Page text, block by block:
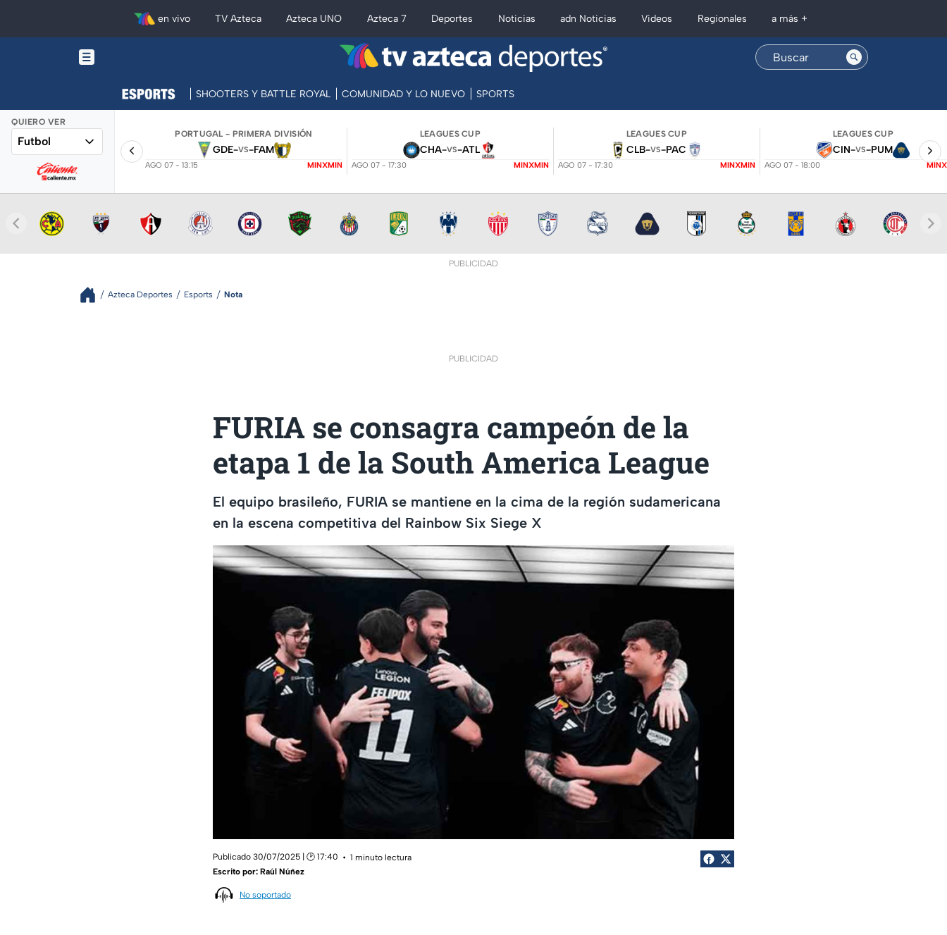
en vivo TV Azteca Azteca UNO Azteca 7 Deportes Noticias adn Noticias Videos Regionales a más +
SHOOTERS Y BATTLE ROYAL COMUNIDAD Y LO NUEVO SPORTS
QUIERO VER
Futbol
PORTUGAL - PRIMERA DIVISIÓN
GDE-VS-FAM
AGO 07 - 13:15 MINXMIN
LEAGUES CUP
CHA-VS-ATL
AGO 07 - 17:30 MINXMIN
LEAGUES CUP
CLB-VS-PAC
AGO 07 - 17:30 MINXMIN
LEAGUES CUP
CIN-VS-PUM
AGO 07 - 18:00
PUBLICIDAD
Azteca Deportes Esports Nota
PUBLICIDAD
FURIA se consagra campeón de la
etapa 1 de la South America League
El equipo brasileño, FURIA se mantiene en la cima de la región sudamericana
en la escena competitiva del Rainbow Six Siege X
Publicado 30/07/2025 | 🕑 17:40
1 minuto lectura
Escrito por: Raúl Núñez
No soportado